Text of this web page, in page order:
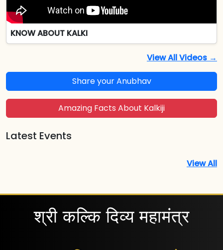
KNOW ABOUT KALKI
View All Videos →
Share your Anubhav
Amazing Facts About Kalkiji
Latest Events
View All
श्री कल्कि दिव्य महामंत्र